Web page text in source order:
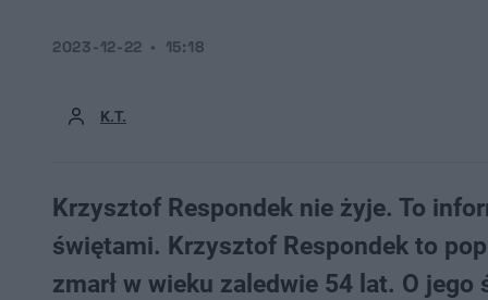
K.T.
2023-12-22 15:18
Krzysztof Respondek nie żyje. To
świętami. Krzysztof Respondek to
zmarł w wieku zaledwie 54 lat. O